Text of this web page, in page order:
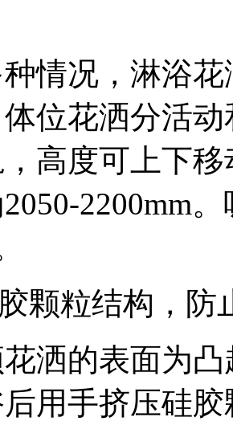
况，淋浴花
位花洒分活
高度可上下
2200mm
粒结构，防
的表面为凸
用手挤压硅